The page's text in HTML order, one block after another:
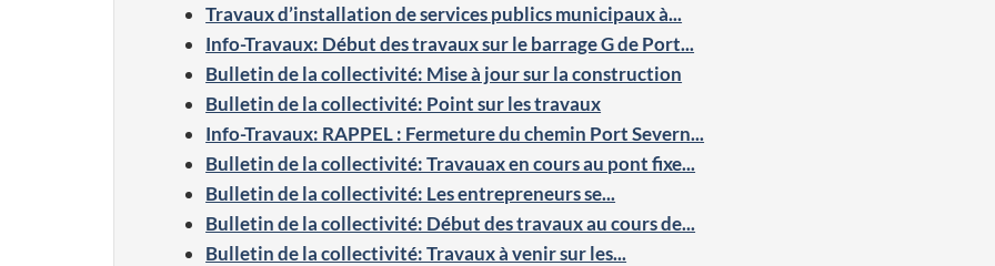
Travaux d’installation de services publics municipaux à...
Info-Travaux: Début des travaux sur le barrage G de Port...
Bulletin de la collectivité: Mise à jour sur la construction
Bulletin de la collectivité: Point sur les travaux
Info-Travaux: RAPPEL : Fermeture du chemin Port Severn...
Bulletin de la collectivité: Travauax en cours au pont fixe...
Bulletin de la collectivité: Les entrepreneurs se...
Bulletin de la collectivité: Début des travaux au cours de...
Bulletin de la collectivité: Travaux à venir sur les...